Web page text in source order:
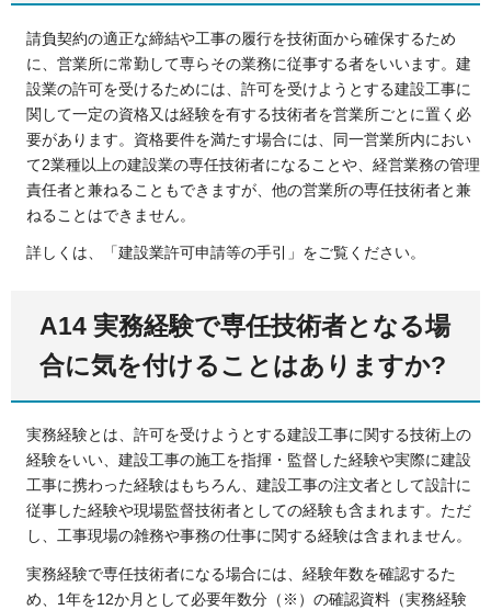
請負契約の適正な締結や工事の履行を技術面から確保するため
に、営業所に常勤して専らその業務に従事する者をいいます。建
設業の許可を受けるためには、許可を受けようとする建設工事に
関して一定の資格又は経験を有する技術者を営業所ごとに置く必
要があります。資格要件を満たす場合には、同一営業所内におい
て2業種以上の建設業の専任技術者になることや、経営業務の管理
責任者と兼ねることもできますが、他の営業所の専任技術者と兼
ねることはできません。
詳しくは、「建設業許可申請等の手引」をご覧ください。
A14 実務経験で専任技術者となる場
合に気を付けることはありますか?
実務経験とは、許可を受けようとする建設工事に関する技術上の
経験をいい、建設工事の施工を指揮・監督した経験や実際に建設
工事に携わった経験はもちろん、建設工事の注文者として設計に
従事した経験や現場監督技術者としての経験も含まれます。ただ
し、工事現場の雑務や事務の仕事に関する経験は含まれません。
実務経験で専任技術者になる場合には、経験年数を確認するた
め、1年を12か月として必要年数分（※）の確認資料（実務経験